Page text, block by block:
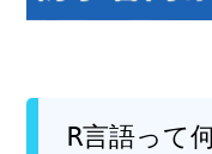
R言語って